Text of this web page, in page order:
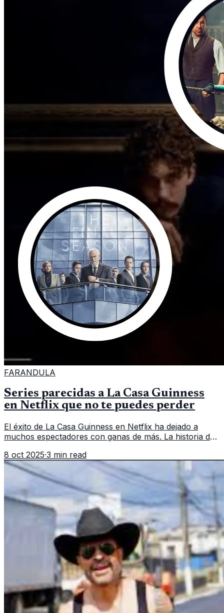
FARANDULA
Series parecidas a La Casa Guinness
en Netflix que no te puedes perder
El éxito de La Casa Guinness en Netflix ha dejado a
muchos espectadores con ganas de más. La historia de
político, económic
8 oct 2025·3 min read